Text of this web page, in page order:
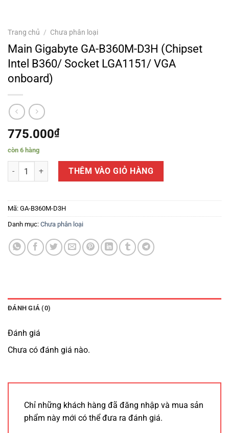
Trang chủ / Chưa phân loại
Main Gigabyte GA-B360M-D3H (Chipset
Intel B360/ Socket LGA1151/ VGA
onboard)
775.000₫
còn 6 hàng
Main Gigabyte GA-B360M-D3H (Chipset Intel B360/ Socket
THÊM VÀO GIỎ HÀNG
Mã: GA-B360M-D3H
Danh mục: Chưa phân loại
ĐÁNH GIÁ (0)
Đánh giá
Chưa có đánh giá nào.
Chỉ những khách hàng đã đăng nhập và mua sản
phẩm này mới có thể đưa ra đánh giá.